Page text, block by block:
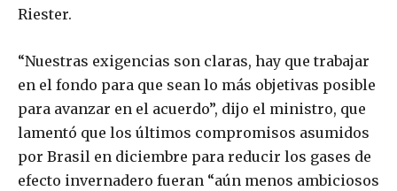
Riester.
“Nuestras exigencias son claras, hay que trabajar
en el fondo para que sean lo más objetivas posible
para avanzar en el acuerdo”, dijo el ministro, que
lamentó que los últimos compromisos asumidos
por Brasil en diciembre para reducir los gases de
efecto invernadero fueran “aún menos ambiciosos